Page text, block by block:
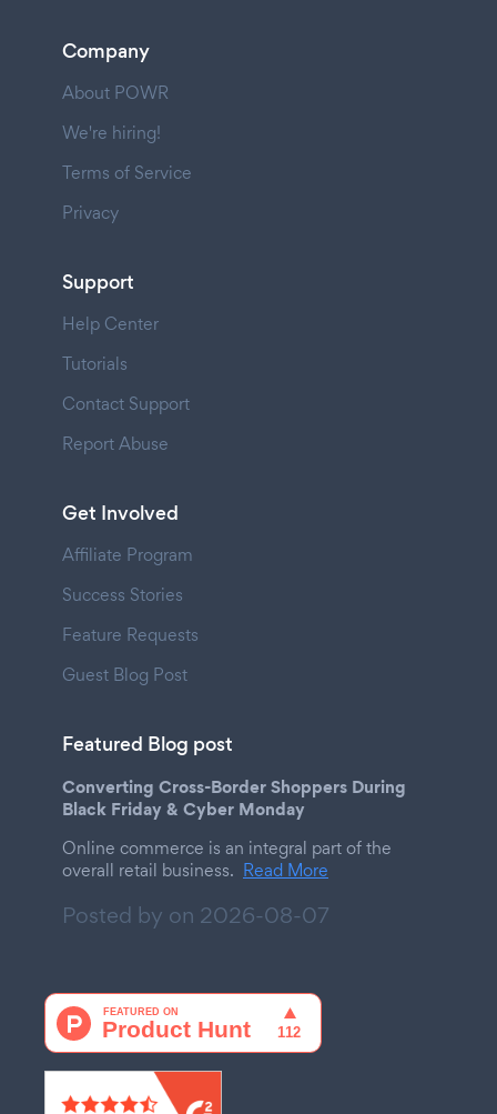
Company
About POWR
We're hiring!
Terms of Service
Privacy
Support
Help Center
Tutorials
Contact Support
Report Abuse
Get Involved
Affiliate Program
Success Stories
Feature Requests
Guest Blog Post
Featured Blog post
Converting Cross-Border Shoppers During
Black Friday & Cyber Monday
Online commerce is an integral part of the
overall retail business. Read More
Posted by on 2026-08-07